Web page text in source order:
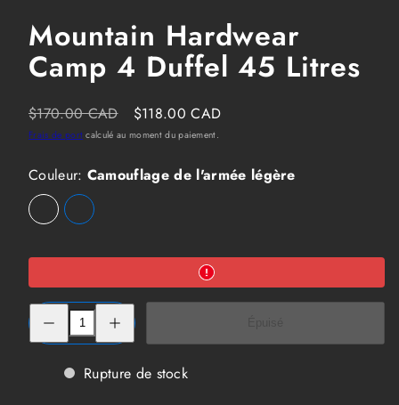
Mountain Hardwear
Camp 4 Duffel 45 Litres
Prix
habituel
$170.00 CAD
Prix
soldé
$118.00 CAD
Frais de port calculé au moment du paiement.
Couleur: Camouflage de l'armée légère
Camouflage
de
l'armée
Option
non
disponible
Noir
Option
non
disponible
Réduire
la
quantité
Mountain
Hardwear
la
quantité
Mountain
Hardwear
Rupture de stock